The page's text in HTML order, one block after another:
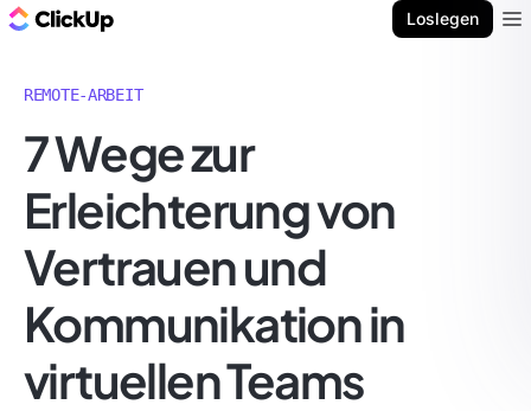
Loslegen
REMOTE-ARBEIT
7 Wege zur
Erleichterung von
Vertrauen und
Kommunikation in
virtuellen Teams